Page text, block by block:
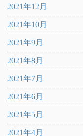
2021年12月
2021年10月
2021年9月
2021年8月
2021年7月
2021年6月
2021年5月
2021年4月